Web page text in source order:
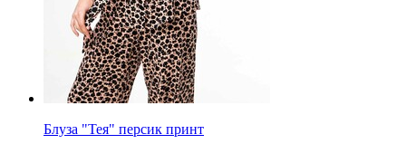
Блуза "Тея" персик принт